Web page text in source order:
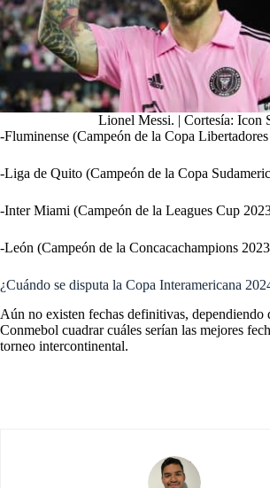
Lionel Messi. | Cortesía: Icon
-Fluminense (Campeón de la Copa
-Liga de Quito (Campeón de la Copa
-Inter Miami (Campeón de la Leagues Cup
-León (Campeón de la Concacachampions
¿Cuándo se disputa la Copa Interamericana
Aún no existen fechas definitivas, dependiendo
Conmebol cuadrar cuáles serían las mejores
torneo intercontinental.